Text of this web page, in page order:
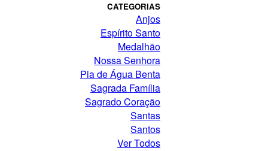
CATEGORIAS
Anjos
Espírito Santo
Medalhão
Nossa Senhora
Pia de Água Benta
Sagrada Família
Sagrado Coração
Santas
Santos
Ver Todos